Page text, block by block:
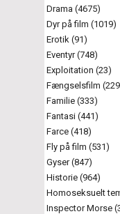
Drama (4675)
Dyr på film (1019)
Erotik (91)
Eventyr (748)
Exploitation (23)
Fængselsfilm
Familie (333)
Fantasi (441)
Farce (418)
Fly på film (531)
Gyser (847)
Historie (964)
Homoseksuelt
Inspector Morse